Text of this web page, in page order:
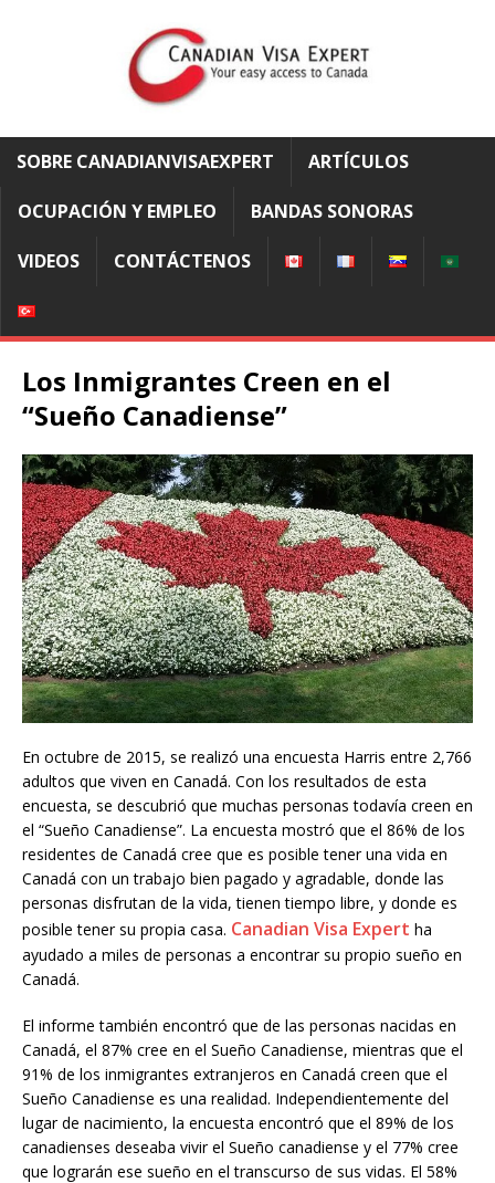
SOBRE CANADIANVISAEXPERT ARTÍCULOS
OCUPACIÓN Y EMPLEO BANDAS SONORAS
VIDEOS CONTÁCTENOS
Los Inmigrantes Creen en el
“Sueño Canadiense”
En octubre de 2015, se realizó una encuesta Harris entre 2,766
adultos que viven en Canadá. Con los resultados de esta
encuesta, se descubrió que muchas personas todavía creen en
el “Sueño Canadiense”. La encuesta mostró que el 86% de los
residentes de Canadá cree que es posible tener una vida en
Canadá con un trabajo bien pagado y agradable, donde las
personas disfrutan de la vida, tienen tiempo libre, y donde es
posible tener su propia casa. Canadian Visa Expert ha
ayudado a miles de personas a encontrar su propio sueño en
Canadá.
El informe también encontró que de las personas nacidas en
Canadá, el 87% cree en el Sueño Canadiense, mientras que el
91% de los inmigrantes extranjeros en Canadá creen que el
Sueño Canadiense es una realidad. Independientemente del
lugar de nacimiento, la encuesta encontró que el 89% de los
canadienses deseaba vivir el Sueño canadiense y el 77% cree
que lograrán ese sueño en el transcurso de sus vidas. El 58%